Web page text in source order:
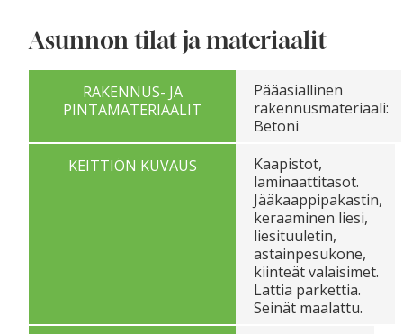
Asunnon tilat ja materiaalit
RAKENNUS- JA
PINTAMATERIAALIT
Pääasiallinen
rakennusmateriaali:
Betoni
KEITTIÖN KUVAUS
Kaapistot,
laminaattitasot.
Jääkaappipakastin,
keraaminen liesi,
liesituuletin,
astainpesukone,
kiinteät valaisimet.
Lattia parkettia.
Seinät maalattu.